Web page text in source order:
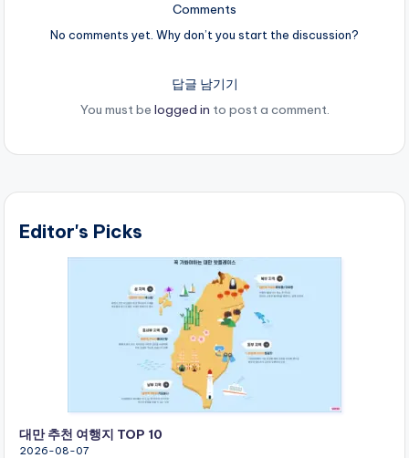
Comments
No comments yet. Why don’t you start the discussion?
답글 남기기
You must be logged in to post a comment.
Editor's Picks
대만 추천 여행지 TOP 10
2026-08-07